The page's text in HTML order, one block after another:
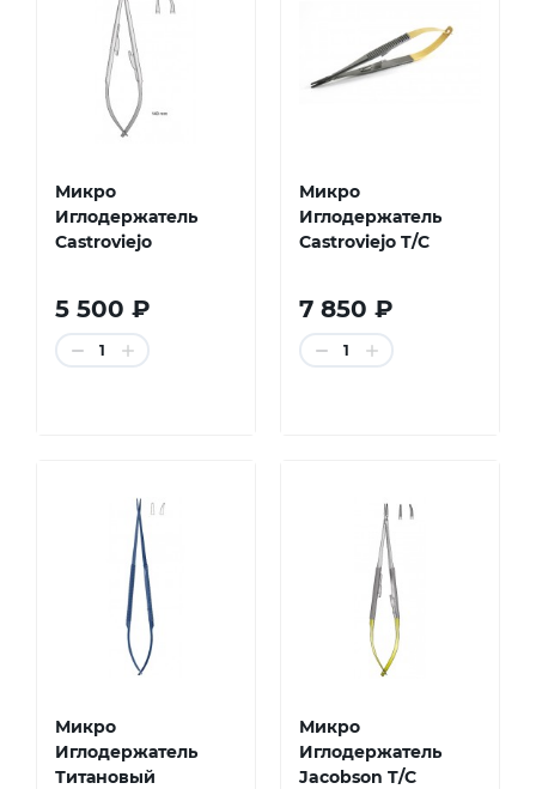
Микро
Иглодержатель
Castroviejo
5 500 ₽
1
Микро
Иглодержатель
Castroviejo T/C
7 850 ₽
1
Микро
Иглодержатель
Титановый
Микро
Иглодержатель
Jacobson T/C